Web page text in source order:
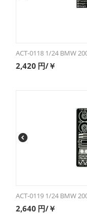
ACT-0118 1/24 BMW
2,420 円/￥
ACT-0119 1/24 BMW
2,640 円/￥